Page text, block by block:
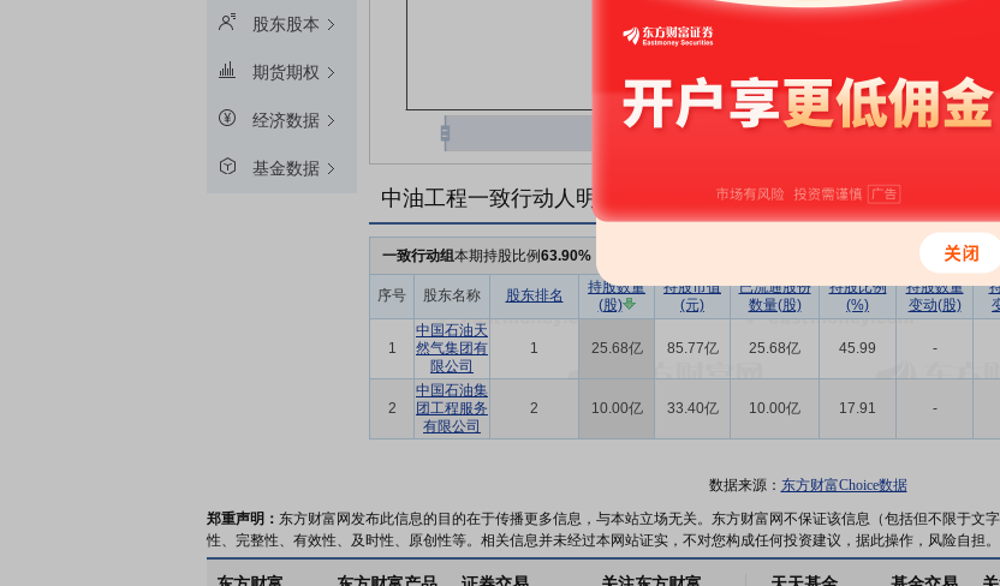
股东股本
期货期权
经济数据
基金数据
中油工程一致行动人明细
一致行动组本期持股比例63.90%
序号 股东名称 股东排名
持股数量
(股)
持股市值
(元)
已流通股份
数量(股)
持股比例
(%)
持股数量
变动(股)
1
中国石油天
然气集团有
限公司
1 25.68亿 85.77亿 25.68亿 45.99 -
2
中国石油集
团工程服务
有限公司
2 10.00亿 33.40亿 10.00亿 17.91 -
数据来源： 东方财富Choice数据
郑重声明： 东方财富网发布此信息的目的在于传播更多信息，与本站立场无关。东方财富网不保证该信息（包括但不限于文
性、完整性、有效性、及时性、原创性等。相关信息并未经过本网站证实，不对您构成任何投资建议，据此操作，风险自担。